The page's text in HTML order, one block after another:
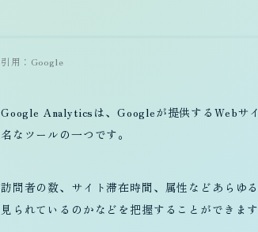
引用：Google
Google Analyticsは、Googleが提供するWebサ
名なツールの一つです。
訪問者の数、サイト滞在時間、属性などあらゆ
見られているのかなどを把握することができま